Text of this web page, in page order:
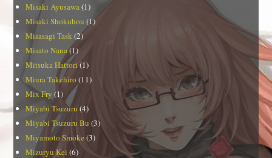
Misaki Ayusawa (1)
Misaki Shokuhou (1)
Misasagi Task (2)
Misato Nana(1)
Mitsuka Hattori (1)
Miura Takehiro (11)
Mix Fry (1)
Miyabi Tsuzuru (4)
Miyabi Tsuzuru Bu (3)
Miyamoto Smoke (3)
Mizuryu Kei (6)